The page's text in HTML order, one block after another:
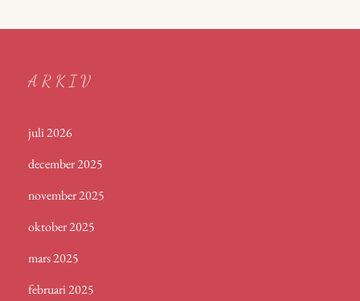
ARKIV
juli 2026
december 2025
november 2025
oktober 2025
mars 2025
februari 2025